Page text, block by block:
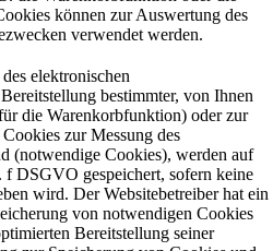
können zur Auswertung des
verwendet werden.
elektronischen
bestimmter, von Ihnen
die Warenkorbfunktion) oder zur
zur Messung des
(notwendige Cookies), werden auf
DSGVO gespeichert, sofern keine
wird. Der Websitebetreiber hat ein
von notwendigen Cookies
Bereitstellung seiner